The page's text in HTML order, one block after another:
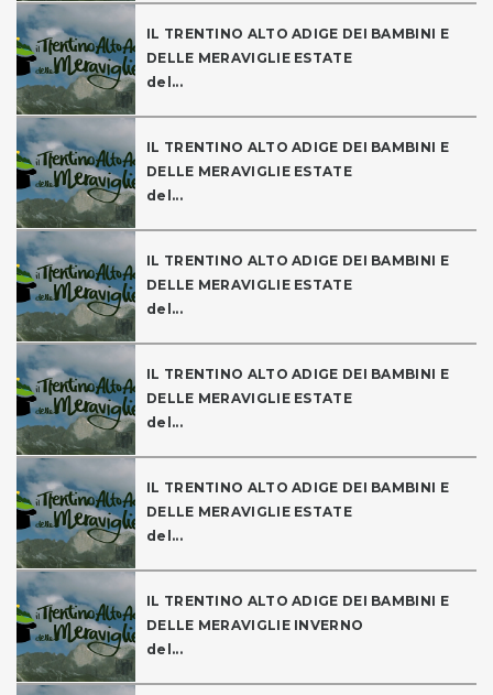
IL TRENTINO ALTO ADIGE DEI BAMBINI E
DELLE MERAVIGLIE ESTATE
del...
IL TRENTINO ALTO ADIGE DEI BAMBINI E
DELLE MERAVIGLIE ESTATE
del...
IL TRENTINO ALTO ADIGE DEI BAMBINI E
DELLE MERAVIGLIE ESTATE
del...
IL TRENTINO ALTO ADIGE DEI BAMBINI E
DELLE MERAVIGLIE ESTATE
del...
IL TRENTINO ALTO ADIGE DEI BAMBINI E
DELLE MERAVIGLIE ESTATE
del...
IL TRENTINO ALTO ADIGE DEI BAMBINI E
DELLE MERAVIGLIE INVERNO
del...